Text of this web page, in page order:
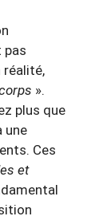
pas
réalité,
».
plus que
une
Ces
et